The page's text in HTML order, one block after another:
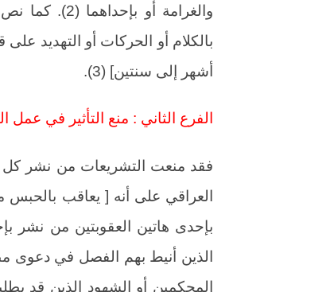
والغرامة أو
بالكلام أو الحركات أو التهديد
أشهر إلى سنتين] (3).
الفرع الثاني : منع التأثير في عمل
فقد منعت التشريعات من نشر
العراقي على أنه [ يعاقب بالحبس
بإحدى هاتين العقوبتين من نشر
الذين أنيط بهم الفصل في دعوى
المحكمين أو الشهود الذين قد